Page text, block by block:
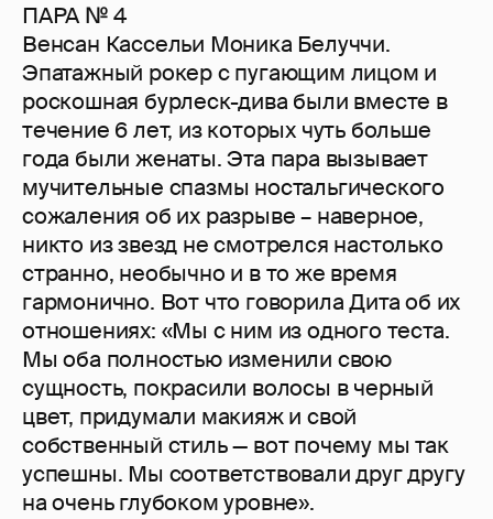
ПАРА № 4
Венсан Кассельи Моника Белуччи.
Эпатажный рокер с пугающим лицом и
роскошная бурлеск-дива были вместе в
течение 6 лет, из которых чуть больше
года были женаты. Эта пара вызывает
мучительные спазмы ностальгического
сожаления об их разрыве – наверное,
никто из звезд не смотрелся настолько
странно, необычно и в то же время
гармонично. Вот что говорила Дита об их
отношениях: «Мы с ним из одного теста.
Мы оба полностью изменили свою
сущность, покрасили волосы в черный
цвет, придумали макияж и свой
собственный стиль — вот почему мы так
успешны. Мы соответствовали друг другу
на очень глубоком уровне».